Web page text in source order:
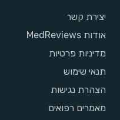
יצירת קשר
אודות MedReviews
מדיניות פרטיות
תנאי שימוש
הצהרת נגישות
מאמרים רפואים